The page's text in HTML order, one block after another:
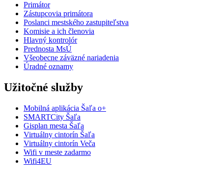
Primátor
Zástupcovia primátora
Poslanci mestského zastupiteľstva
Komisie a ich členovia
Hlavný kontrolór
Prednosta MsÚ
Všeobecne záväzné nariadenia
Úradné oznamy
Užitočné služby
Mobilná aplikácia Šaľa o+
SMARTCity Šaľa
Gisplan mesta Šaľa
Virtuálny cintorín Šaľa
Virtuálny cintorín Veča
Wifi v meste zadarmo
Wifi4EU